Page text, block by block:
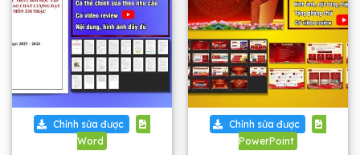
Chỉnh sửa được
Word
Chỉnh sửa được
PowerPoint